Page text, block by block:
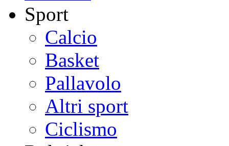
Sport
Calcio
Basket
Pallavolo
Altri sport
Ciclismo